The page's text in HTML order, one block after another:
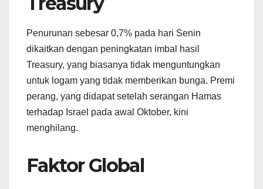
Penurunan sebesar 0,7% pada hari Senin
dikaitkan dengan peningkatan imbal hasil
Treasury, yang biasanya tidak menguntungkan
untuk logam yang tidak memberikan bunga. Premi
perang, yang didapat setelah serangan Hamas
terhadap Israel pada awal Oktober, kini
menghilang.
Faktor Global